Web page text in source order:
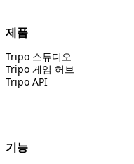
제품
Tripo 스튜디오
Tripo 게임 허브
Tripo API
기능